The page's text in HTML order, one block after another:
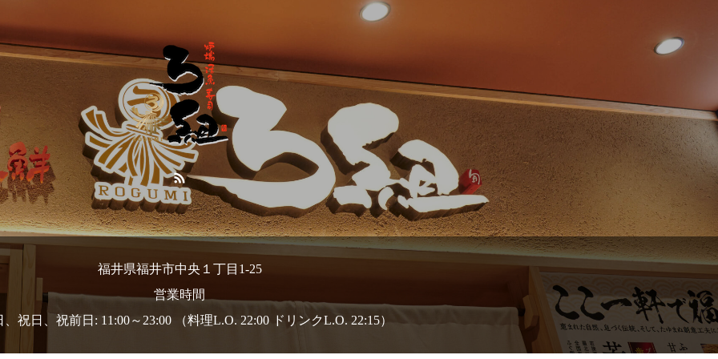
福井県福井市中央１丁目1-25
営業時間
、祝日、祝前日: 11:00～23:00 （料理L.O. 22:00 ドリンクL.O. 22:15）